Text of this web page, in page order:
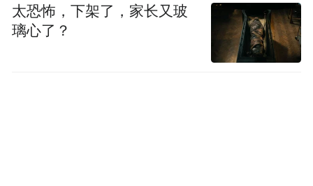
太恐怖，下架了，家长又玻
璃心了？